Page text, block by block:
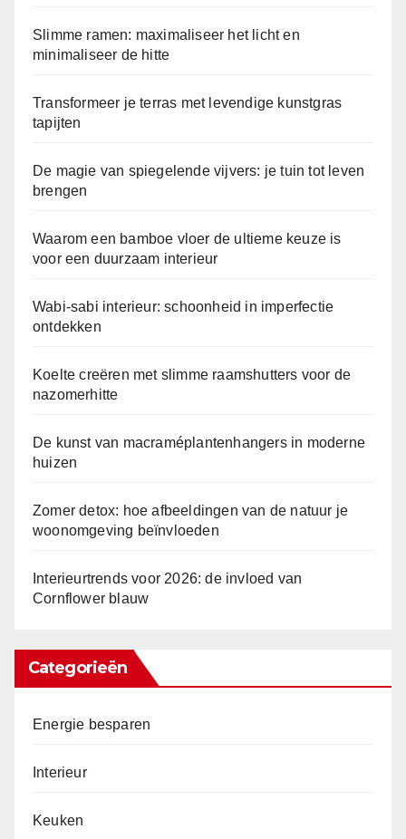
Slimme ramen: maximaliseer het licht en
minimaliseer de hitte
Transformeer je terras met levendige kunstgras
tapijten
De magie van spiegelende vijvers: je tuin tot leven
brengen
Waarom een bamboe vloer de ultieme keuze is
voor een duurzaam interieur
Wabi-sabi interieur: schoonheid in imperfectie
ontdekken
Koelte creëren met slimme raamshutters voor de
nazomerhitte
De kunst van macraméplantenhangers in moderne
huizen
Zomer detox: hoe afbeeldingen van de natuur je
woonomgeving beïnvloeden
Interieurtrends voor 2026: de invloed van
Cornflower blauw
Categorieën
Energie besparen
Interieur
Keuken